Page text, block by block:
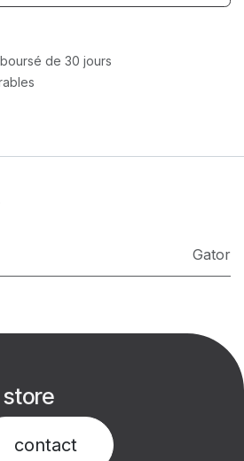
de 30 jours
Gator
contact​